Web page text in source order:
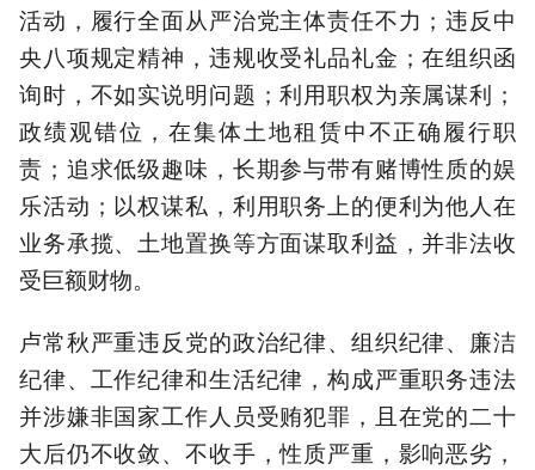
活动，履行全面从严治党主体责任不力；违反中
央八项规定精神，违规收受礼品礼金；在组织函
询时，不如实说明问题；利用职权为亲属谋利；
政绩观错位，在集体土地租赁中不正确履行职
责；追求低级趣味，长期参与带有赌博性质的娱
乐活动；以权谋私，利用职务上的便利为他人在
业务承揽、土地置换等方面谋取利益，并非法收
受巨额财物。
卢常秋严重违反党的政治纪律、组织纪律、廉洁
纪律、工作纪律和生活纪律，构成严重职务违法
并涉嫌非国家工作人员受贿犯罪，且在党的二十
大后仍不收敛、不收手，性质严重，影响恶劣，